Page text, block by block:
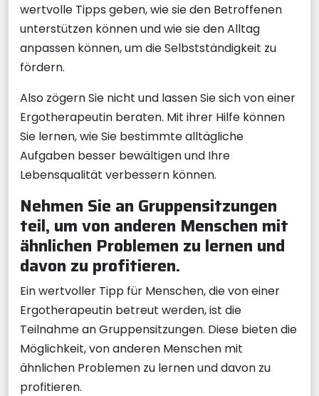
wertvolle Tipps geben, wie sie den Betroffenen
unterstützen können und wie sie den Alltag
anpassen können, um die Selbstständigkeit zu
fördern.
Also zögern Sie nicht und lassen Sie sich von einer
Ergotherapeutin beraten. Mit ihrer Hilfe können
Sie lernen, wie Sie bestimmte alltägliche
Aufgaben besser bewältigen und Ihre
Lebensqualität verbessern können.
Nehmen Sie an Gruppensitzungen
teil, um von anderen Menschen mit
ähnlichen Problemen zu lernen und
davon zu profitieren.
Ein wertvoller Tipp für Menschen, die von einer
Ergotherapeutin betreut werden, ist die
Teilnahme an Gruppensitzungen. Diese bieten die
Möglichkeit, von anderen Menschen mit
ähnlichen Problemen zu lernen und davon zu
profitieren.